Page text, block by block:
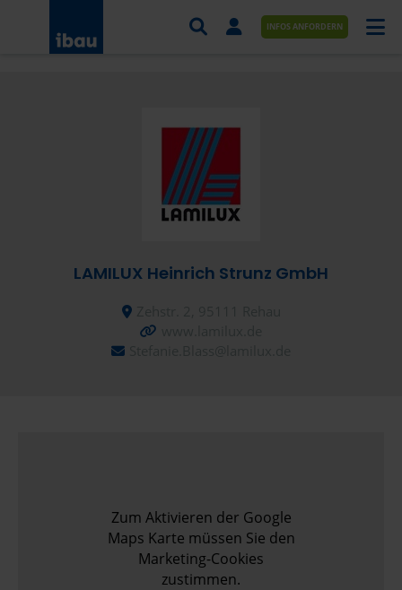
AUFTRÄGE NACH ORT
SERVICES UND LEISTUNGEN
AKADEMIE
INFOS ANFORDERN
LAMILUX Heinrich Strunz GmbH
Zum Aktivieren der Google
Maps Karte müssen Sie den
Marketing-Cookies
zustimmen.